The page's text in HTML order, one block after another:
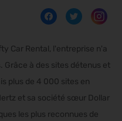
Car Rental, l'entreprise n'a
Grâce à des sites détenus et
plus de 4 000 sites en
et sa société sœur Dollar
les plus reconnues de